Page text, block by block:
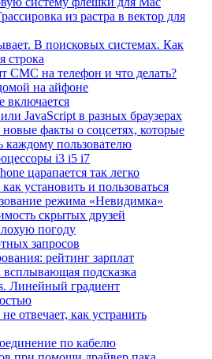
из растра в вектор для
В поисковых системах. Как
строка
СМС на телефон и что делать?
на айфоне
включается
JavaScript в разных браузерах
факты о соцсетях, которые
каждому пользователю
i3 i5 i7
царапается так легко
установить и пользоваться
режима «Невидимка»
скрытых друзей
погоду
запросов
рейтинг зарплат
всплывающая подсказка
Линейный градиент
отвечает, как устранить
по кабелю